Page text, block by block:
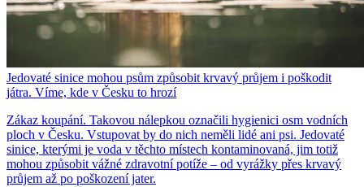
Jedovaté sinice mohou psům způsobit krvavý průjem i poškodit
játra. Víme, kde v Česku to hrozí
Zákaz koupání. Takovou nálepkou označili hygienici osm vodních
ploch v Česku. Vstupovat by do nich neměli lidé ani psi. Jedovaté
sinice, kterými je voda v těchto místech kontaminovaná, jim totiž
mohou způsobit vážné zdravotní potíže – od vyrážky přes krvavý
průjem až po poškození jater.